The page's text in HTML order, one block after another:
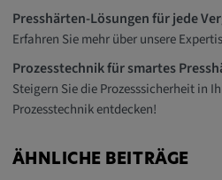
Presshärten-Lösungen für jede
Erfahren Sie mehr über unsere
Prozesstechnik für smartes
Steigern Sie die Prozesssicherheit in
Prozesstechnik entdecken!
ÄHNLICHE BEITRÄGE
Webseite besser zu
_pk_id.*, _pk_ses.*
Name:
_pk_id.*, _pk_ses.*
Anbieter: